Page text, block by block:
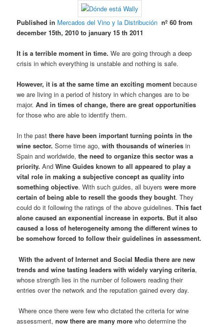
Published in Mercados del Vino y la Distribución nº 60 from
december 15th, 2010 to january 15 th 2011
It is a terrible moment in time. We are going through a deep
crisis in which everything is unstable and nothing is safe.
However, it is at the same time an exciting moment because
we are living in a period of history in which changes are to be
major.And in times of change, there are great opportunities
for those who are able to identify them.
In the past there have been important turning points in the
wine sector. Some time ago,with thousands of wineries in
Spain and worldwide, the need to organize this sector was a
priority. AndWine Guides known to all appeared to play a
vital role in making a subjective concept as quality into
something objective. With such guides, all buyerswere more
certain of being able to resell the goods they bought. They
could do it following the ratings of the above guidelines. This fact
alone caused an exponential increase in exports. But it also
caused a loss of heterogeneity among the different wines to
be somehow forced to follow their guidelines in assessment.
With the advent of Internet and Social Media there are new
trends and wine tasting leaders with widely varying criteria,
whose strength lies in the number of followers reading their
entries over the network and the reputation gained every day.
Where once there were few who dictated the criteria for wine
assessment, now there are many more who determine the